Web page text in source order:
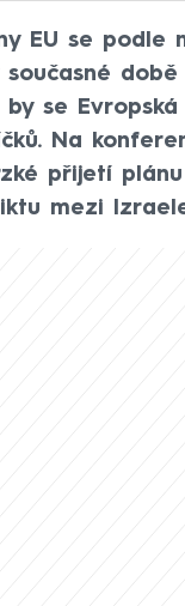
EU se podle
by se
Na
přijetí plánu
mezi